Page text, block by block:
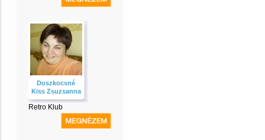
Doszkocsné
Kiss Zsuzsanna
Retro Klub